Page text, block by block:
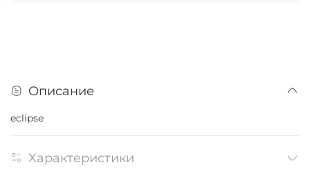
Описание
eclipse
Характеристики